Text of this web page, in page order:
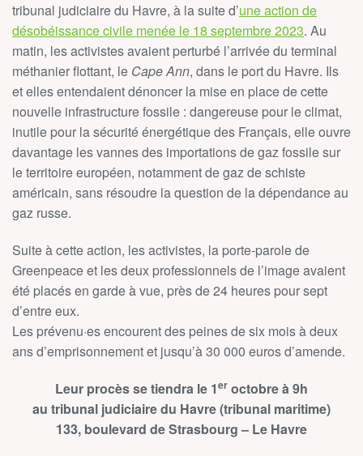
tribunal judiciaire du Havre, à la suite d’une action de
désobéissance civile menée le 18 septembre 2023. Au
matin, les activistes avaient perturbé l’arrivée du terminal
méthanier flottant, le Cape Ann, dans le port du Havre. Ils
et elles entendaient dénoncer la mise en place de cette
nouvelle infrastructure fossile : dangereuse pour le climat,
inutile pour la sécurité énergétique des Français, elle ouvre
davantage les vannes des importations de gaz fossile sur
le territoire européen, notamment de gaz de schiste
américain, sans résoudre la question de la dépendance au
gaz russe.
Suite à cette action, les activistes, la porte-parole de
Greenpeace et les deux professionnels de l’image avaient
été placés en garde à vue, près de 24 heures pour sept
d’entre eux.
Les prévenu·es encourent des peines de six mois à deux
ans d’emprisonnement et jusqu’à 30 000 euros d’amende.
Leur procès se tiendra le 1er octobre à 9h
au tribunal judiciaire du Havre (tribunal maritime)
133, boulevard de Strasbourg – Le Havre